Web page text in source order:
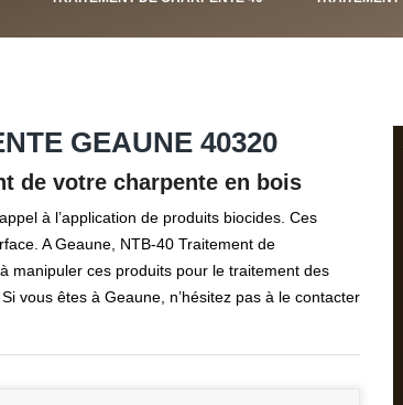
GEAUNE 40320
de votre charpente en bois
à l’application de produits biocides. Ces
A Geaune, NTB-40 Traitement de
manipuler ces produits pour le traitement des
vous êtes à Geaune, n’hésitez pas à le contacter